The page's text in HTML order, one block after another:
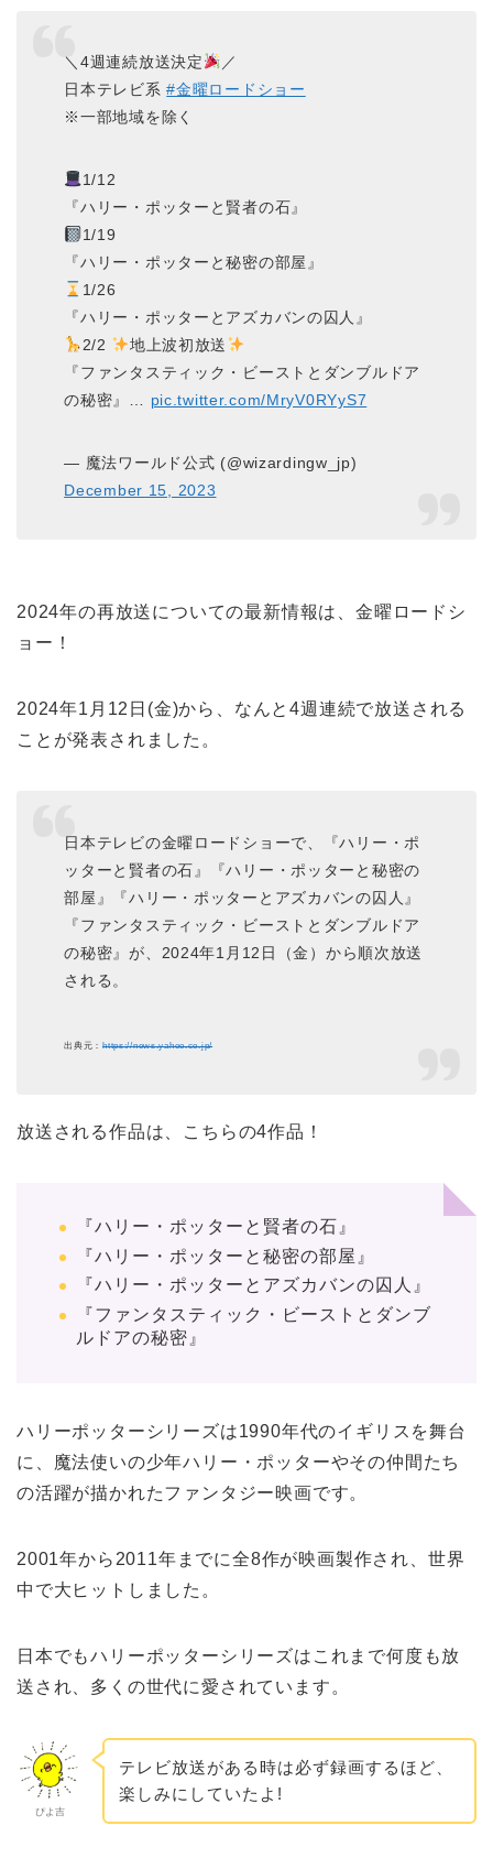
＼4週連続放送決定
／
日本テレビ系#金曜ロードショー
※一部地域を除く
1/12
『ハリー・ポッターと賢者の石』
1/19
『ハリー・ポッターと秘密の部屋』
1/26
『ハリー・ポッターとアズカバンの囚人』
2/2
地上波初放送
『ファンタスティック・ビーストとダンブルドア
の秘密』… pic.twitter.com/MryV0RYyS7
— 魔法ワールド公式 (@wizardingw_jp)
December 15, 2023
2024年の再放送についての最新情報は、金曜ロードシ
ョー！
2024年1月12日(金)から、なんと4週連続で放送される
ことが発表されました。
日本テレビの金曜ロードショーで、『ハリー・ポ
ッターと賢者の石』『ハリー・ポッターと秘密の
部屋』『ハリー・ポッターとアズカバンの囚人』
『ファンタスティック・ビーストとダンブルドア
の秘密』が、2024年1月12日（金）から順次放送
される。
出典元：https://news.yahoo.co.jp/
放送される作品は、こちらの4作品！
『ハリー・ポッターと賢者の石』
『ハリー・ポッターと秘密の部屋』
『ハリー・ポッターとアズカバンの囚人』
『ファンタスティック・ビーストとダンブ
ルドアの秘密』
ハリーポッターシリーズは1990年代のイギリスを舞台
に、魔法使いの少年ハリー・ポッターやその仲間たち
の活躍が描かれたファンタジー映画です。
2001年から2011年までに全8作が映画製作され、世界
中で大ヒットしました。
日本でもハリーポッターシリーズはこれまで何度も放
送され、多くの世代に愛されています。
ぴよ吉
テレビ放送がある時は必ず録画するほど、
楽しみにしていたよ!